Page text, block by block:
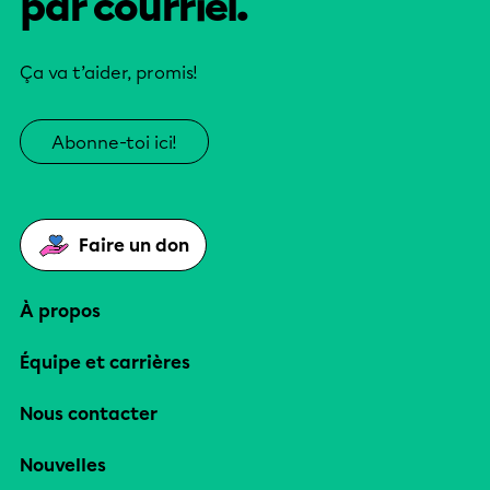
Ça va t’aider, promis!
Abonne-toi ici!
Faire un don
À propos
Équipe et carrières
Nous contacter
Nouvelles